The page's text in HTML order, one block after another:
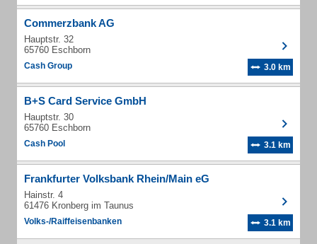
Commerzbank AG
Hauptstr. 32
65760 Eschborn
Cash Group 3.0 km
B+S Card Service GmbH
Hauptstr. 30
65760 Eschborn
Cash Pool 3.1 km
Frankfurter Volksbank Rhein/Main eG
Hainstr. 4
61476 Kronberg im Taunus
Volks-/Raiffeisenbanken 3.1 km